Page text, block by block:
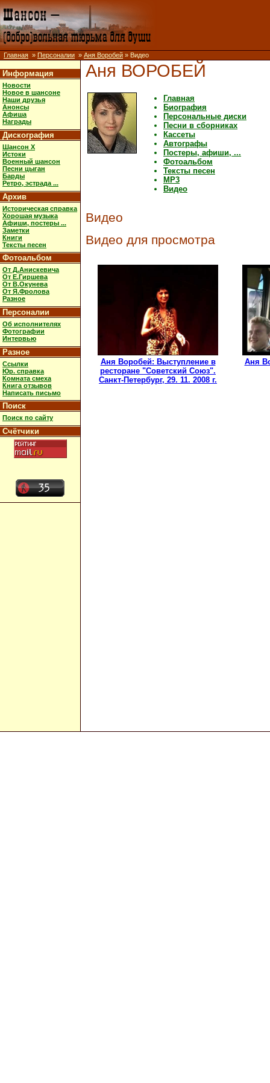
Главная » Персоналии » Аня Воробей » Видео
Информация
Новости
Новое в шансоне
Наши друзья
Анонсы
Афиша
Награды
Дискография
Шансон X
Истоки
Военный шансон
Песни цыган
Барды
Ретро, эстрада ...
Архив
Историческая справка
Хорошая музыка
Афиши, постеры ...
Заметки
Книги
Тексты песен
Фотоальбом
От Д.Анискевича
От Е.Гиршева
От В.Окунева
От Я.Фролова
Разное
Персоналии
Об исполнителях
Фотографии
Интервью
Разное
Ссылки
Юр. справка
Комната смеха
Книга отзывов
Написать письмо
Поиск
Поиск по сайту
Счётчики
Аня ВОРОБЕЙ
Главная
Биография
Персональные диски
Песни в сборниках
Кассеты
Автографы
Постеры, афиши, ...
Фотоальбом
Тексты песен
MP3
Видео
Видео
Видео для просмотра
Аня Воробей: Выступление в
ресторане "Советский Союз".
Санкт-Петербург, 29. 11. 2008 г.
Аня